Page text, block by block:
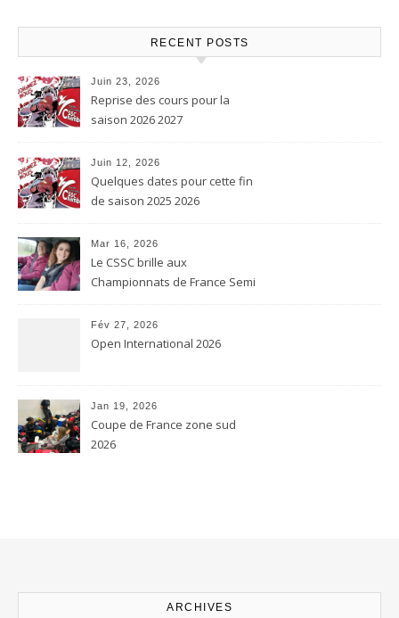
RECENT POSTS
Juin 23, 2026
Reprise des cours pour la
saison 2026 2027
Juin 12, 2026
Quelques dates pour cette fin
de saison 2025 2026
Mar 16, 2026
Le CSSC brille aux
Championnats de France Semi
Fév 27, 2026
Open International 2026
Jan 19, 2026
Coupe de France zone sud
2026
ARCHIVES